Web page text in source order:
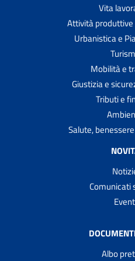
Vita
Attività
Urbanistica e
Mobilità e
Giustizia e
Tributi e
Salute,
Comunicati
Albo